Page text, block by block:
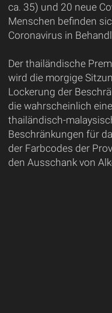
ca. 35) und 20 neue
Menschen befinden
Coronavirus in
Der thailändische
wird die morgige
Lockerung der
die wahrscheinlich
thailändisch-
Beschränkungen für
der Farbcodes der
den Ausschank von